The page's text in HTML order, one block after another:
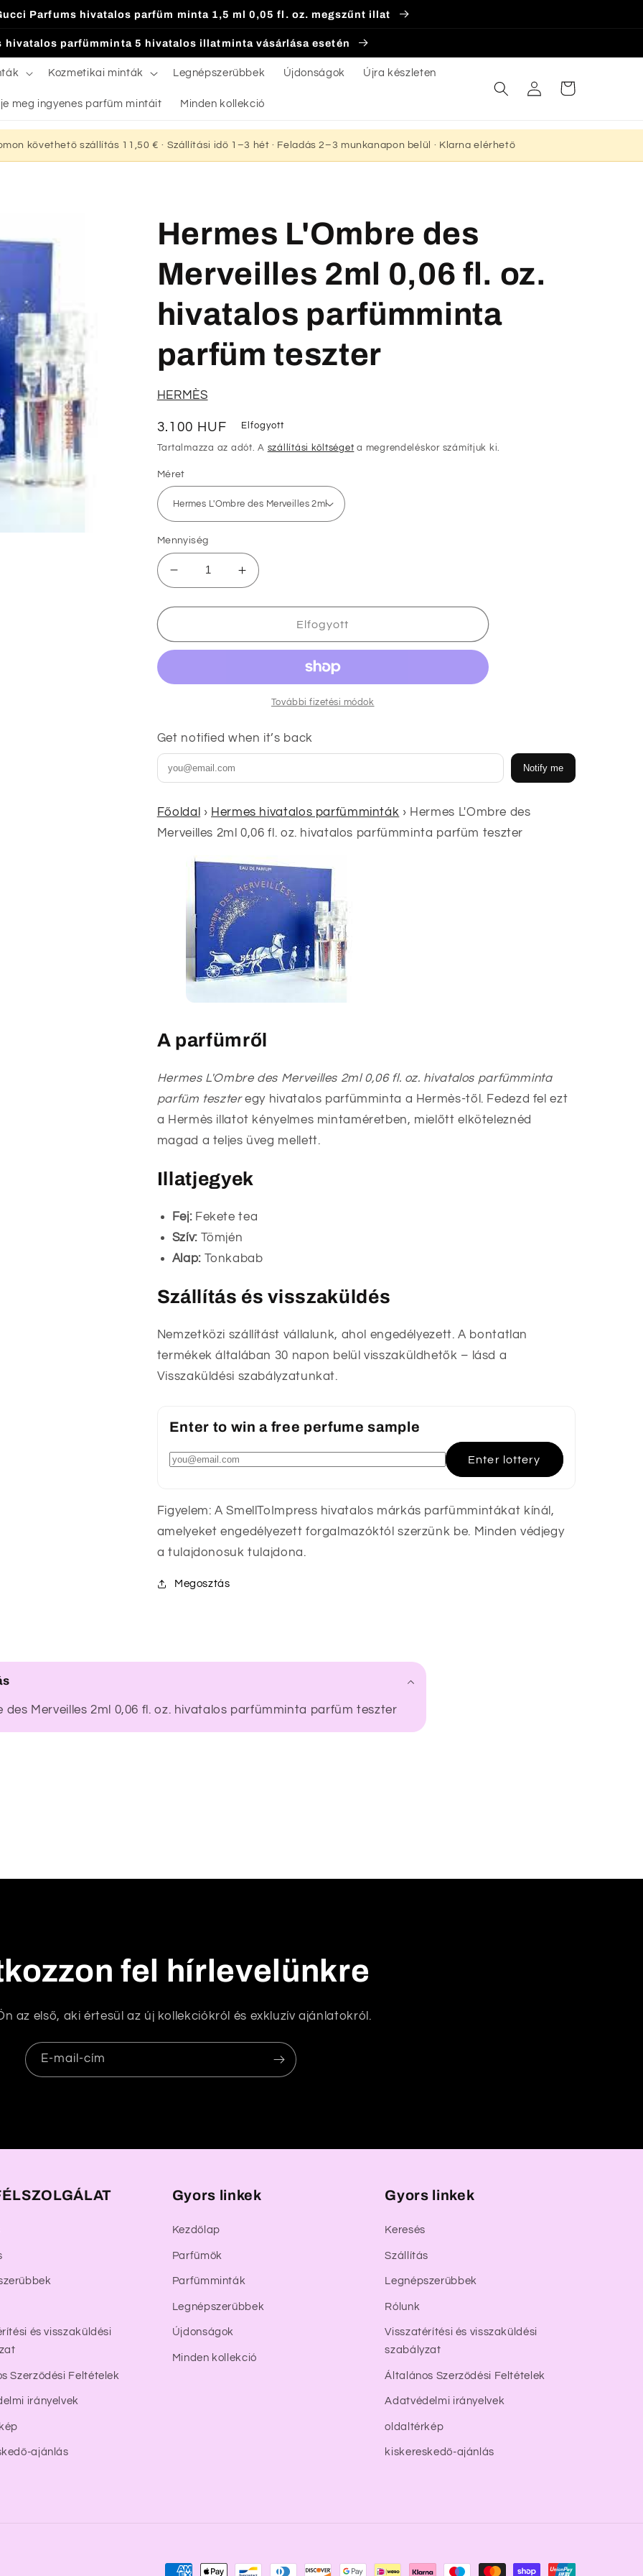
Parfums hivatalos parfüm minta 1,5 ml 0,05 fl. oz. megszűnt illat
hivatalos parfümminta 5 hivatalos illatminta vásárlása esetén
Kozmetikai minták Legnépszerűbbek Újdonságok Újra készleten
meg ingyenes parfüm mintáit Minden kollekció
Bejelentkezés
Kosár
követhető szállítás 11,50 € · Szállítási idő 1–3 hét · Feladás 2–3 munkanapon belül · Klarna elérhető
Hermes L'Ombre des
Merveilles 2ml 0,06 fl. oz.
hivatalos parfümminta
parfüm teszter
HERMÈS
Normál
ár
3.100 HUF Elfogyott
Tartalmazza az adót. A szállítási költséget a megrendeléskor számítjuk ki.
Méret
Mennyiség
Hermes
L&#39;Ombre
des
2ml
0,06
oz.
parfüm
teszter
mennyiségének
csökkentése
Hermes
L&#39;Ombre
des
Merveilles
2ml
oz.
hivatalos
parfüm
teszter
növelése
Elfogyott
További fizetési módok
Get notified when it’s back
Notify me
Főoldal › Hermes hivatalos parfümminták › Hermes L'Ombre des
Merveilles 2ml 0,06 fl. oz. hivatalos parfümminta parfüm teszter
A parfümről
Hermes L'Ombre des Merveilles 2ml 0,06 fl. oz. hivatalos parfümminta
parfüm teszteregy hivatalos parfümminta a Hermès-től. Fedezd fel ezt
a Hermès illatot kényelmes mintaméretben, mielőtt elköteleznéd
magad a teljes üveg mellett.
Illatjegyek
Fej:Fekete tea
Szív:Tömjén
Alap:Tonkabab
Szállítás és visszaküldés
Nemzetközi szállítást vállalunk, ahol engedélyezett. A bontatlan
termékek általában 30 napon belül visszaküldhetők – lásd a
Visszaküldési szabályzatunkat.
Enter to win a free perfume sample
Enter lottery
Figyelem: A SmellToImpress hivatalos márkás parfümmintákat kínál,
amelyeket engedélyezett forgalmazóktól szerzünk be. Minden védjegy
a tulajdonosuk tulajdona.
Megosztás
des Merveilles 2ml 0,06 fl. oz. hivatalos parfümminta parfüm teszter
fel hírlevelünkre
az első, aki értesül az új kollekciókról és exkluzív ajánlatokról.
E-mail-cím
és visszaküldési
Szerződési Feltételek
irányelvek
ajánlás
Gyors linkek
Kezdőlap
Parfümök
Parfümminták
Legnépszerűbbek
Újdonságok
Minden kollekció
Gyors linkek
Keresés
Szállítás
Legnépszerűbbek
Rólunk
Visszatérítési és visszaküldési
szabályzat
Általános Szerződési Feltételek
Adatvédelmi irányelvek
oldaltérkép
kiskereskedő-ajánlás
Fizetési